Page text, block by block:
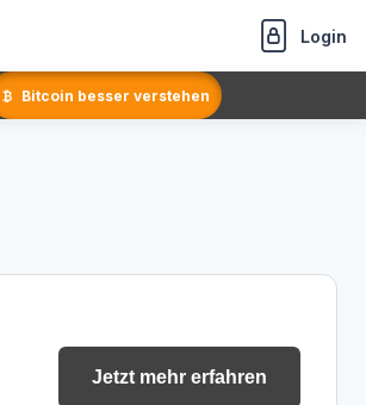
Login
Bitcoin besser verstehen
Jetzt mehr erfahren